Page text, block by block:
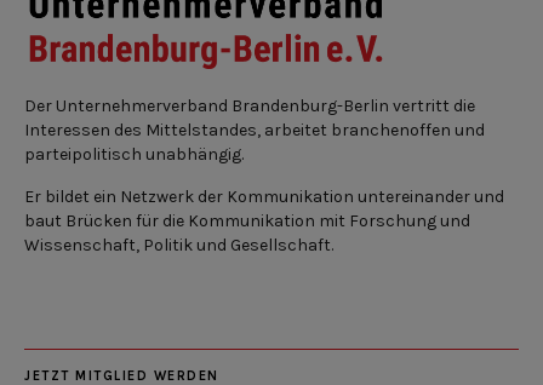
Der Unternehmerverband Brandenburg-Berlin vertritt die
Interessen des Mittelstandes, arbeitet branchenoffen und
parteipolitisch unabhängig.
Er bildet ein Netzwerk der Kommunikation untereinander und
baut Brücken für die Kommunikation mit Forschung und
Wissenschaft, Politik und Gesellschaft.
JETZT MITGLIED WERDEN